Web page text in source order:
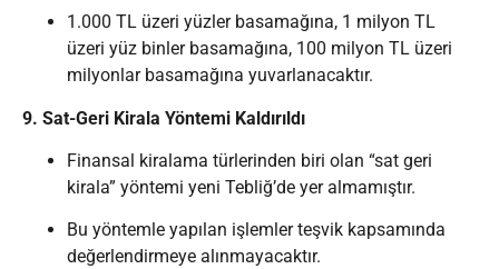
1.000 TL üzeri yüzler basamağına, 1 milyon TL
üzeri yüz binler basamağına, 100 milyon TL üzeri
milyonlar basamağına yuvarlanacaktır.
9. Sat-Geri Kirala Yöntemi Kaldırıldı
Finansal kiralama türlerinden biri olan “sat geri
kirala” yöntemi yeni Tebliğ’de yer almamıştır.
Bu yöntemle yapılan işlemler teşvik kapsamında
değerlendirmeye alınmayacaktır.